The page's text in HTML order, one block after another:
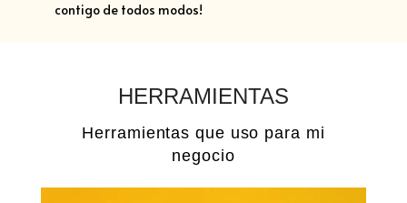
contigo de todos modos!
HERRAMIENTAS
Herramientas que uso para mi
negocio